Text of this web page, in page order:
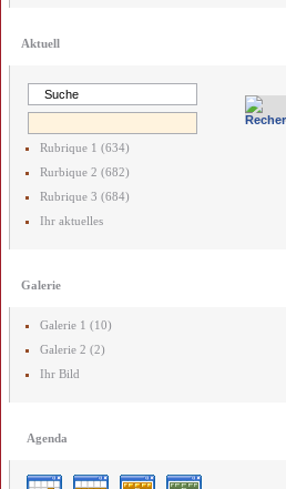
Aktuell
Rubrique 1 (634)
Rurbique 2 (682)
Rubrique 3 (684)
Ihr aktuelles
Galerie
Galerie 1 (10)
Galerie 2 (2)
Ihr Bild
Agenda